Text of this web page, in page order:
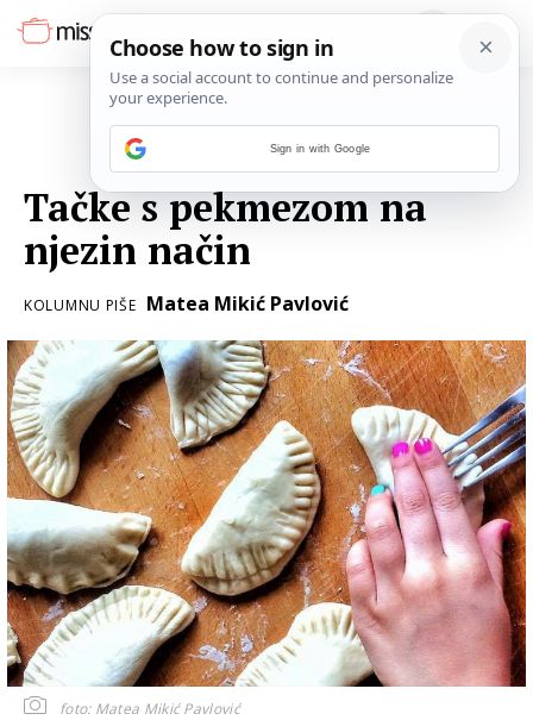
Tačke s pekmezom na
njezin način
KOLUMNU PIŠE Matea Mikić Pavlović
foto: Matea Mikić Pavlović
Sign in with Google